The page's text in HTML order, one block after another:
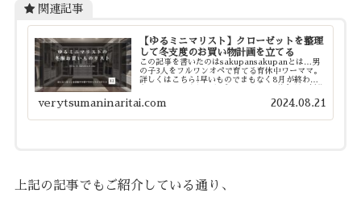
関連記事
【ゆるミニマリスト】クローゼットを整理
して冬支度のお買い物計画を立てる
この記事を書いたのはsakupansakupanとは…男
の子3人をフルワンオペで育てる育休中ワーママ。
詳しくはこちら⇩早いものでまもなく8月が終わろ
発表もされていて、まだ外は灼熱なのに物欲が高
ま...
verytsumaninaritai.com 2024.08.21
上記の記事でもご紹介している通り、